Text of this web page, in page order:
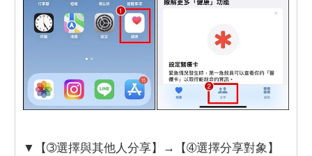
▼【➂選擇與其他人分享】→【➃選擇分享對象】